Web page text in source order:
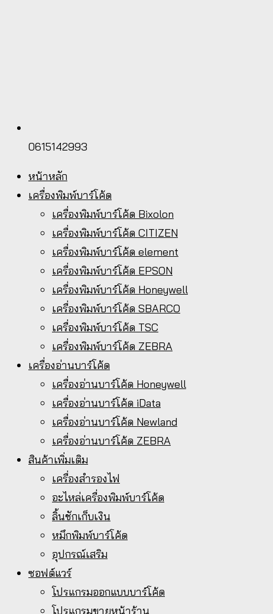
0615142993
หน้าหลัก
เครื่องพิมพ์บาร์โค้ด
เครื่องพิมพ์บาร์โค้ด Bixolon
เครื่องพิมพ์บาร์โค้ด CITIZEN
เครื่องพิมพ์บาร์โค้ด element
เครื่องพิมพ์บาร์โค้ด EPSON
เครื่องพิมพ์บาร์โค้ด Honeywell
เครื่องพิมพ์บาร์โค้ด SBARCO
เครื่องพิมพ์บาร์โค้ด TSC
เครื่องพิมพ์บาร์โค้ด ZEBRA
เครื่องอ่านบาร์โค้ด
เครื่องอ่านบาร์โค้ด Honeywell
เครื่องอ่านบาร์โค้ด iData
เครื่องอ่านบาร์โค้ด Newland
เครื่องอ่านบาร์โค้ด ZEBRA
สินค้าเพิ่มเติม
เครื่องสำรองไฟ
อะไหล่เครื่องพิมพ์บาร์โค้ด
ลิ้นชักเก็บเงิน
หมึกพิมพ์บาร์โค้ด
อุปกรณ์เสริม
ซอฟต์แวร์
โปรแกรมออกแบบบาร์โค้ด
โปรแกรมขายหน้าร้าน